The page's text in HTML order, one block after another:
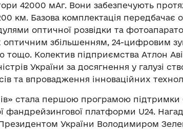
42000 мАг. Вони забезпечують
км. Базова комплектація
оптичної розвідки та
оптичним збільшенням, 24-цифровим
тощо. Колектив підприємства Атлон
України за досягнення у галузі
та впровадження інноваційних
стала першою програмою підтримки
фандрейзингової платформи U24.
Президентом України Володимиром